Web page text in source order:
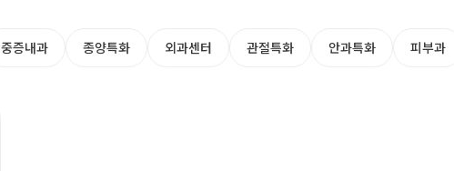
중증내과 종양특화 외과센터 관절특화 안과특화 피부과